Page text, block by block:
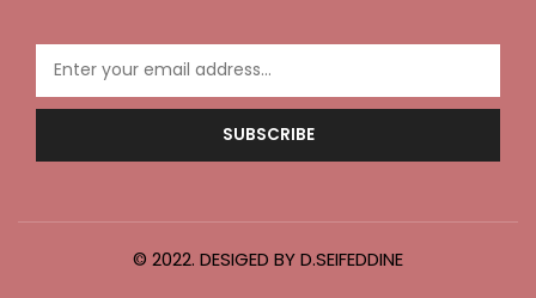
© 2022. DESIGED BY D.SEIFEDDINE